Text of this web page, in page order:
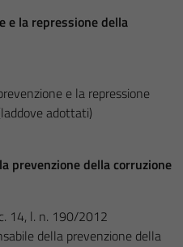
e la repressione della
e la repressione
adottati)
prevenzione della corruzione
14, l. n. 190/2012
della prevenzione della